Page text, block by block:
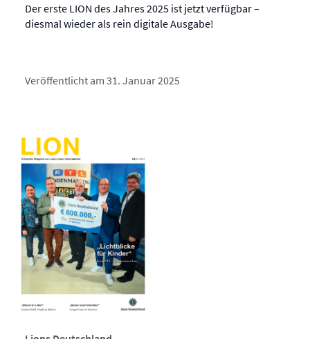
Der erste LION des Jahres 2025 ist jetzt verfügbar –
diesmal wieder als rein digitale Ausgabe!
Veröffentlicht am 31. Januar 2025